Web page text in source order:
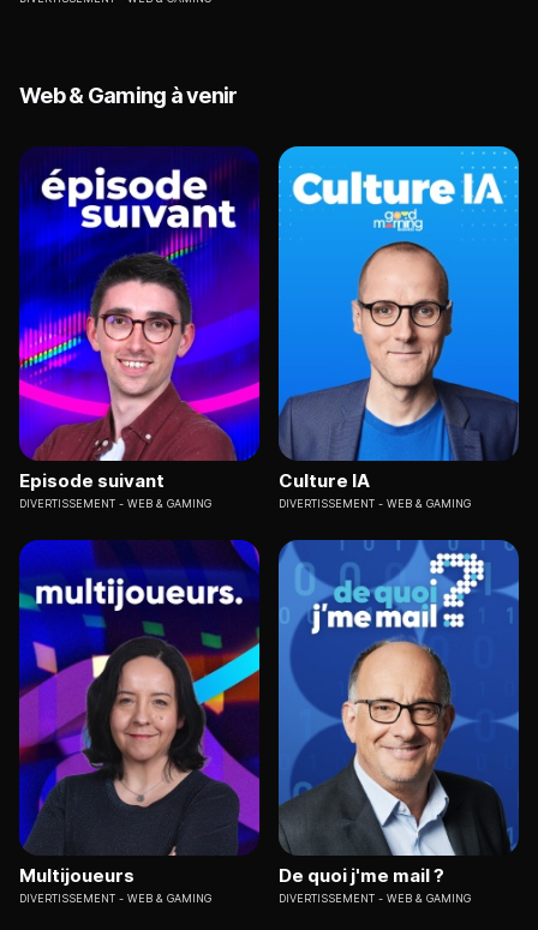
Web & Gaming à venir
Episode suivant
DIVERTISSEMENT WEB & GAMING
Culture IA
DIVERTISSEMENT WEB & GAMING
Multijoueurs
DIVERTISSEMENT WEB & GAMING
De quoi j'me mail ?
DIVERTISSEMENT WEB & GAMING